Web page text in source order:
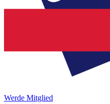
Werde Mitglied